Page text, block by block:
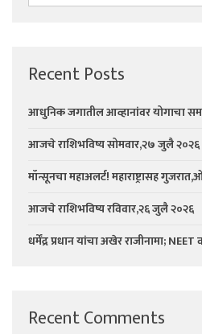
Recent Posts
आधुनिक जगातील आव्हानांवर योगाचा
आजचे राशिभविष्य सोमवार,२७ जुलै २०२६
मॉन्सूनचा महाअलर्ट! महाराष्ट्रासह
आजचे राशिभविष्य रविवार,२६ जुलै २०२६
धर्मेंद्र प्रधान यांचा अखेर राजीनामा; NEET
Recent Comments